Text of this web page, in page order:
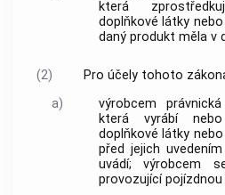
která
doplňkové látky
daný produkt měla v
(2)
Pro účely tohoto
a)
výrobcem
která vyrábí
doplňkové látky
před jejich
uvádí;výrobcem
provozující pojízdnou